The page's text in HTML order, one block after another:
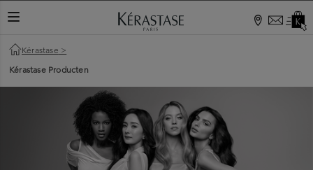
Kérastase >
Kérastase Producten